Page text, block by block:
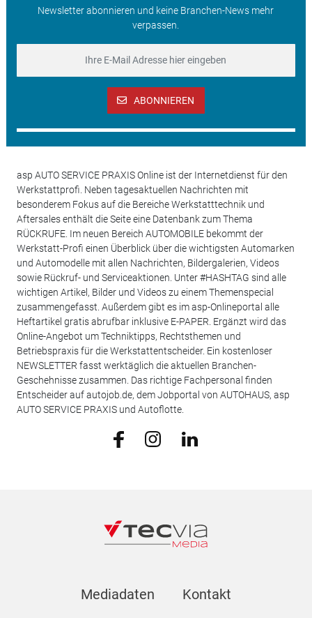
Newsletter abonnieren und keine Branchen-News mehr
verpassen.
ABONNIEREN
asp AUTO SERVICE PRAXIS Online ist der Internetdienst für den
Werkstattprofi. Neben tagesaktuellen Nachrichten mit
besonderem Fokus auf die Bereiche Werkstatttechnik und
Aftersales enthält die Seite eine Datenbank zum Thema
RÜCKRUFE. Im neuen Bereich AUTOMOBILE bekommt der
Werkstatt-Profi einen Überblick über die wichtigsten Automarken
und Automodelle mit allen Nachrichten, Bildergalerien, Videos
sowie Rückruf- und Serviceaktionen. Unter #HASHTAG sind alle
wichtigen Artikel, Bilder und Videos zu einem Themenspecial
zusammengefasst. Außerdem gibt es im asp-Onlineportal alle
Heftartikel gratis abrufbar inklusive E-PAPER. Ergänzt wird das
Online-Angebot um Techniktipps, Rechtsthemen und
Betriebspraxis für die Werkstattentscheider. Ein kostenloser
NEWSLETTER fasst werktäglich die aktuellen Branchen-
Geschehnisse zusammen. Das richtige Fachpersonal finden
Entscheider auf autojob.de, dem Jobportal von AUTOHAUS, asp
AUTO SERVICE PRAXIS und Autoflotte.
Mediadaten Kontakt